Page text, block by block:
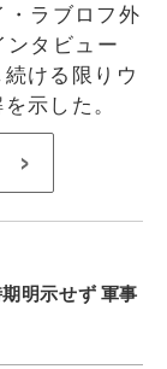
・ラブロフ外
ンタビュー
ける限りウ
示した。
>
明示せず 軍事